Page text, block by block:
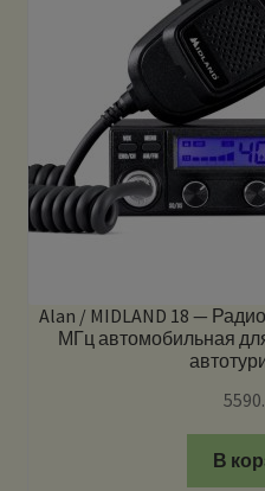
Alan / MIDLAND 18 —
МГц автомобильная
В